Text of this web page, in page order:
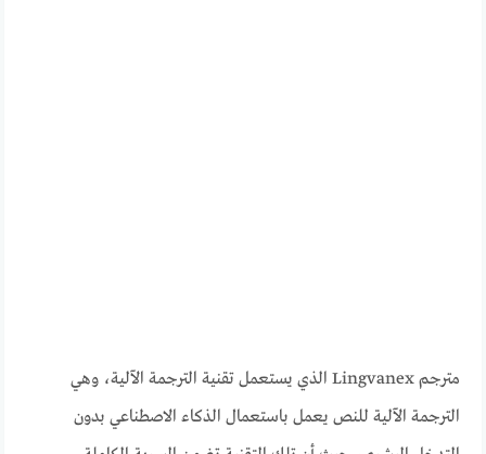
مترجم Lingvanex الذي يستعمل تقنية الترجمة الآلية، وهي
الترجمة الآلية للنص يعمل باستعمال الذكاء الاصطناعي بدون